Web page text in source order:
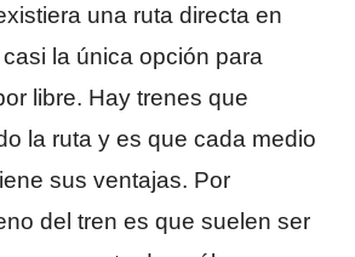
una ruta directa en
la única opción para
libre. Hay trenes que
la ruta y es que cada medio
sus ventajas. Por
del tren es que suelen ser